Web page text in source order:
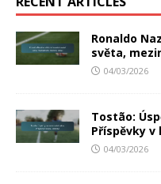
Ronaldo
světa,
04/03/2026
Tostão:
Příspěvky v
04/03/2026